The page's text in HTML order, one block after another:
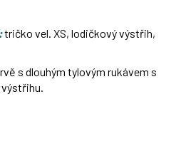
tričko vel. XS, lodičkový výstřih,
s dlouhým tylovým rukávem s